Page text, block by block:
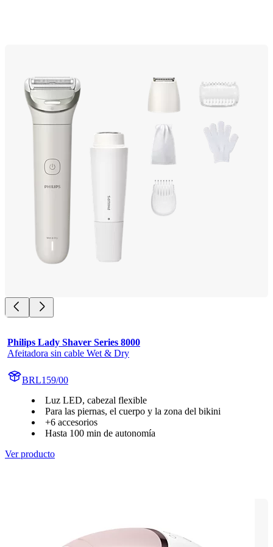
Philips Lady Shaver Series 8000
Afeitadora sin cable Wet & Dry
BRL159/00
Luz LED, cabezal flexible
Para las piernas, el cuerpo y la zona del bikini
+6 accesorios
Hasta 100 min de autonomía
Ver producto